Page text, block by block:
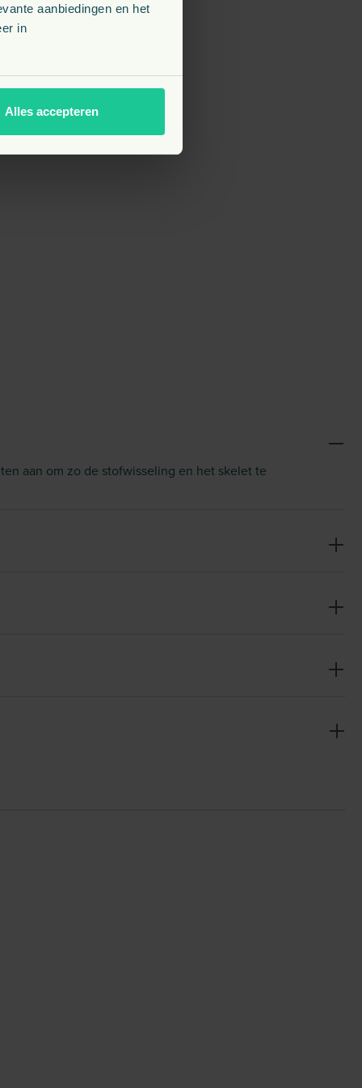
aanbiedingen en het
in
Alles accepteren
aan om zo de stofwisseling en het skelet te